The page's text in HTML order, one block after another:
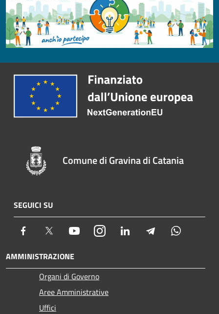
Comune di Gravina di Catania
SEGUICI SU
Facebook Twitter YoutubeInstagram LinkedIn Telegram
AMMINISTRAZIONE
Organi di Governo
Aree Amministrative
Uffici